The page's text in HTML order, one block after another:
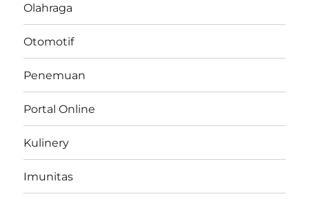
Olahraga
Otomotif
Penemuan
Portal Online
Kulinery
Imunitas